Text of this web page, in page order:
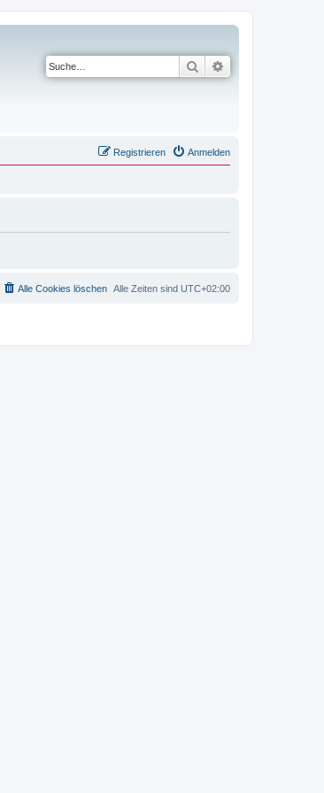
Suche
Anmelden
Registrieren
Alle Zeiten sind UTC+02:00
Alle Cookies löschen